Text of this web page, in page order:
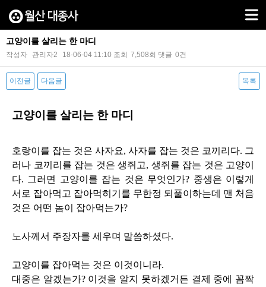
고양이를 살리는 한 마디
작성자 관리자2 18-06-04 11:10 조회 7,508회 댓글 0건
이전글 다음글 목록
고양이를 살리는 한 마디
호랑이를 잡는 것은 사자요, 사자를 잡는 것은 코끼리다. 그
러나 코끼리를 잡는 것은 생쥐고, 생쥐를 잡는 것은 고양이
다. 그러면 고양이를 잡는 것은 무엇인가? 중생은 이렇게
서로 잡아먹고 잡아먹히기를 무한정 되풀이하는데 맨 처음
것은 어떤 놈이 잡아먹는가?
노사께서 주장자를 세우며 말씀하셨다.
고양이를 잡아먹는 것은 이것이니라.
대중은 알겠는가? 이것을 알지 못하겠거든 결제 중에 꼼짝